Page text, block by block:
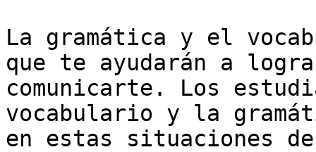
La gramática y el
que te ayudarán a
comunicarte. Los
vocabulario y la
en estas situaciones